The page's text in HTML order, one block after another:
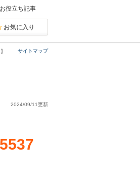
お役立ち記事
お気に入り
サイトマップ
2024/09/11更新